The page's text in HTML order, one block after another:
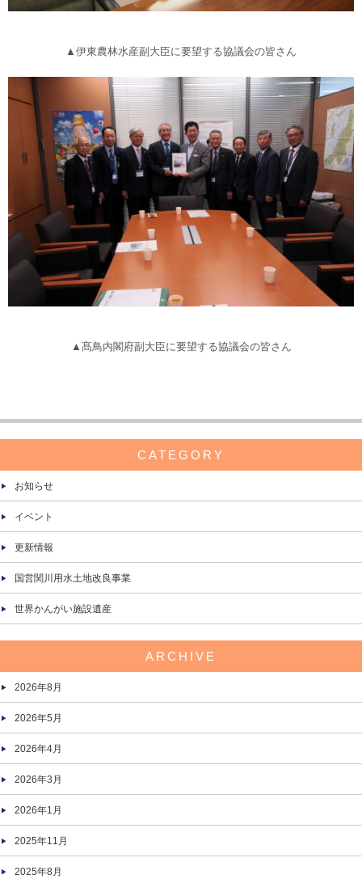
▲伊東農林水産副大臣に要望する協議会の皆さん
▲髙鳥内閣府副大臣に要望する協議会の皆さん
CATEGORY
お知らせ
イベント
更新情報
国営関川用水土地改良事業
世界かんがい施設遺産
ARCHIVE
2026年8月
2026年5月
2026年4月
2026年3月
2026年1月
2025年11月
2025年8月